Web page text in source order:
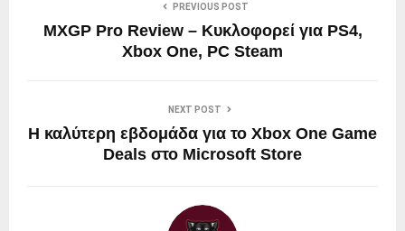
PREVIOUS POST
MXGP Pro Review – Κυκλοφορεί για PS4,
Xbox One, PC Steam
NEXT POST
Η καλύτερη εβδομάδα για το Xbox One Game
Deals στο Microsoft Store